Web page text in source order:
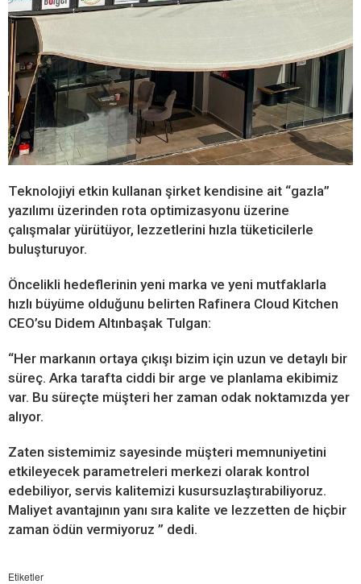
Teknolojiyi etkin kullanan şirket kendisine ait “gazla”
yazılımı üzerinden rota optimizasyonu üzerine
çalışmalar yürütüyor, lezzetlerini hızla tüketicilerle
buluşturuyor.
Öncelikli hedeflerinin yeni marka ve yeni mutfaklarla
hızlı büyüme olduğunu belirten Rafinera Cloud Kitchen
CEO’su Didem Altınbaşak Tulgan:
“Her markanın ortaya çıkışı bizim için uzun ve detaylı bir
süreç. Arka tarafta ciddi bir arge ve planlama ekibimiz
var. Bu süreçte müşteri her zaman odak noktamızda yer
alıyor.
Zaten sistemimiz sayesinde müşteri memnuniyetini
etkileyecek parametreleri merkezi olarak kontrol
edebiliyor, servis kalitemizi kusursuzlaştırabiliyoruz.
Maliyet avantajının yanı sıra kalite ve lezzetten de hiçbir
zaman ödün vermiyoruz ” dedi.
Etiketler